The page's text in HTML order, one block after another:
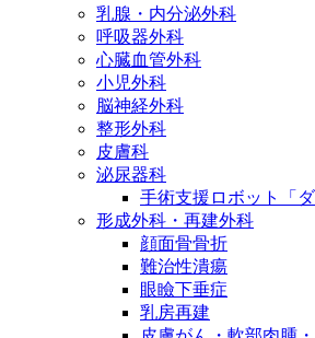
乳腺・内分泌外科
呼吸器外科
心臓血管外科
小児外科
脳神経外科
整形外科
皮膚科
泌尿器科
手術支援ロボット「ダ
形成外科・再建外科
顔面骨骨折
難治性潰瘍
眼瞼下垂症
乳房再建